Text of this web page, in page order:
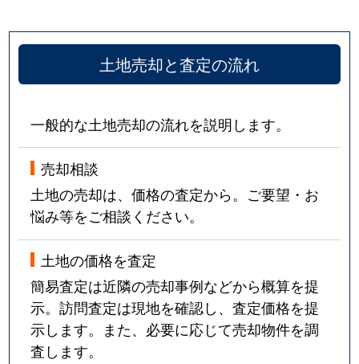
土地売却と査定の流れ
一般的な土地売却の流れを説明します。
売却相談
土地の売却は、価格の査定から。ご要望・お
悩み等をご相談ください。
土地の価格を査定
簡易査定は近隣の売却事例などから概算を提
示。訪問査定は現地を確認し、査定価格を提
示します。また、必要に応じて売却物件を調
査します。